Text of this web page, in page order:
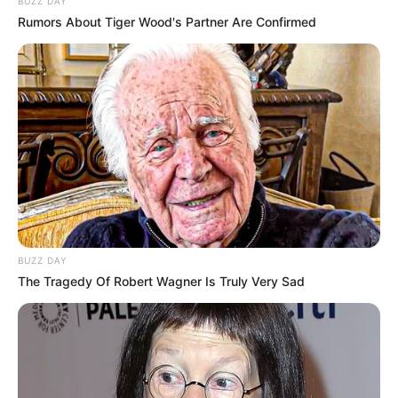
ShareFacebookWhatsAppTelegramMessenger
X
As equipes percorrem as ruas da cidade em busca de recipientes
Rumors About Tiger Wood's Partner Are Confirmed
BUZZ DAY
The Tragedy Of Robert Wagner Is Truly Very Sad